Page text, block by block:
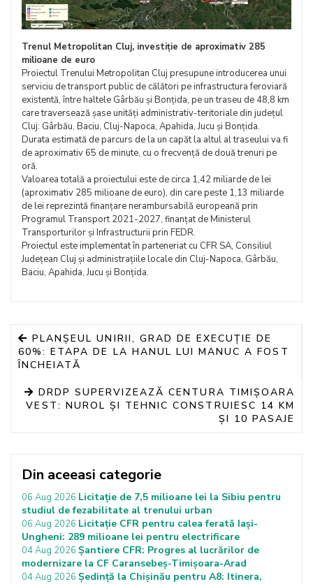
Trenul Metropolitan Cluj, investiție de aproximativ 285
milioane de euro
Proiectul Trenului Metropolitan Cluj presupune introducerea unui
serviciu de transport public de călători pe infrastructura feroviară
existentă, între haltele Gârbău și Bonțida, pe un traseu de 48,8 km
care traversează șase unități administrativ-teritoriale din județul
Cluj: Gârbău, Baciu, Cluj-Napoca, Apahida, Jucu și Bonțida.
Durata estimată de parcurs de la un capăt la altul al traseului va fi
de aproximativ 65 de minute, cu o frecvență de două trenuri pe
oră.
Valoarea totală a proiectului este de circa 1,42 miliarde de lei
(aproximativ 285 milioane de euro), din care peste 1,13 miliarde
de lei reprezintă finanțare nerambursabilă europeană prin
Programul Transport 2021-2027, finanțat de Ministerul
Transporturilor și Infrastructurii prin FEDR.
Proiectul este implementat în parteneriat cu CFR SA, Consiliul
Județean Cluj și administrațiile locale din Cluj-Napoca, Gârbău,
Baciu, Apahida, Jucu și Bonțida.
PLANȘEUL UNIRII, GRAD DE EXECUȚIE DE
60%: ETAPA DE LA HANUL LUI MANUC A FOST
ÎNCHEIATĂ
DRDP SUPERVIZEAZĂ CENTURA TIMIȘOARA
VEST: NUROL ȘI TEHNIC CONSTRUIESC 14 KM
ȘI 10 PASAJE
Din aceeasi categorie
06 Aug 2026 Licitație de 7,5 milioane lei la Sibiu pentru
studiul de fezabilitate al trenului urban
06 Aug 2026 Licitație CFR pentru calea ferată Iași-
Ungheni: 289 milioane lei pentru electrificare
04 Aug 2026 Șantiere CFR: Progres al lucrărilor de
modernizare la CF Caransebeș-Timișoara-Arad
04 Aug 2026 Ședință la Chișinău pentru A8: Itinera,